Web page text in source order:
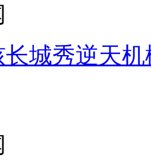
城秀逆天机